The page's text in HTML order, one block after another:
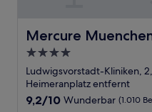
Mercure
Mercure Muenchen
4.0-
Sterne-
Unterkunft
Ludwigsvorstadt-Kliniken,
Heimeranplatz entfernt
9.2
9,2/10 Wunderbar (1.010